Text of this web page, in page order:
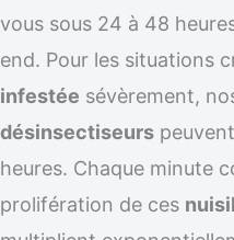
vous sous 24 à 48
end. Pour les situations
infestée sévèrement,
désinsectiseurs
heures. Chaque minute
prolifération de ces